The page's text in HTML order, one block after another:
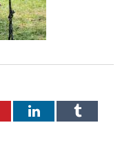
LinkedInTumblr